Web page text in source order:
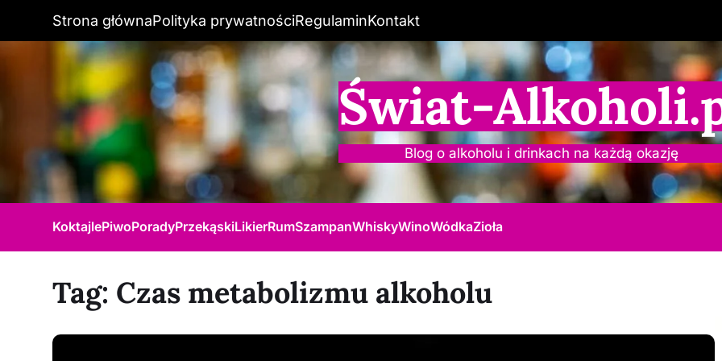
Strona głównaPolityka prywatnościRegulaminKontakt
Świat-
Blog o alkoholu i drinkach na każdą okazję
KoktajlePiwoPoradyPrzekąskiLikierRumSzampanWhiskyWinoWódkaZioła
Tag: Czas metabolizmu alkoholu